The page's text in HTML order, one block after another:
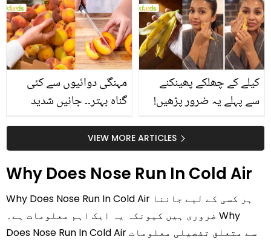
سے متعلق غلط فہمیوں کی
حقیقت کیا ہے اور افواہ
کیا؟
بتائے راز
مہنگی دوائیوں سے کئی
گناہ بہتر۔۔ جانیں شدید
کیوں کھانا چاہیے؟
کیلے کے چھلکے پھینکنے
سے پہلے یہ ضرور پڑھیں!
سستا اور قدرتی حلVIEW MORE ARTICLES
Why Does Nose Run In Cold Air
Why Does Nose Run In Cold Air ہر کسی کے لیے جاننا
ضروری ہیں کیونکہ یہ ایک اہم معلومات ہے۔ Why
Does Nose Run In Cold Air سے متعلق تفصیلی معلومات